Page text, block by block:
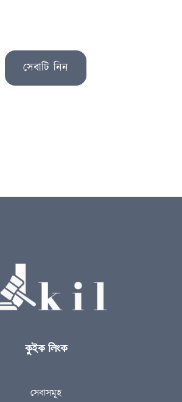
সেবাটি নিন
কুইক লিংক
সেবাসমূহ